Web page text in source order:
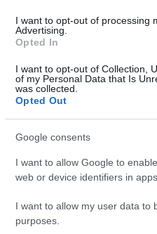
I want to opt-out of processing
Advertising.
Opted In
I want to opt-out of Collection,
of my Personal Data that Is
was collected.
Opted Out
Google consents
I want to allow Google to
web or device identifiers in apps.
I want to allow my user data to
purposes.
El a kezekkel
(MÚOSZ) tiltakozik